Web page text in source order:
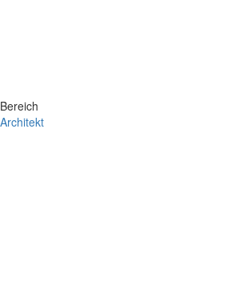
Bereich
Architekt